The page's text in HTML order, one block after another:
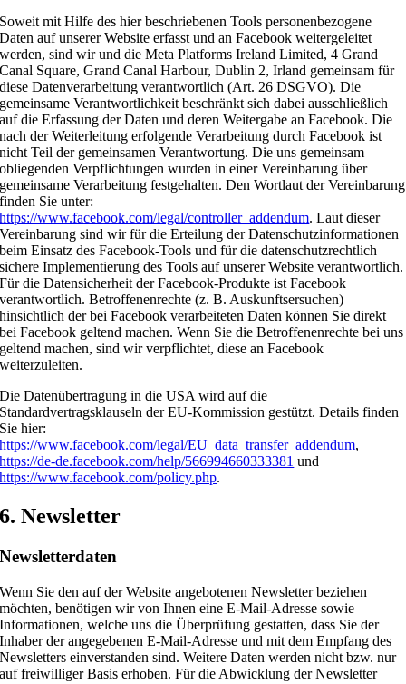
Soweit mit Hilfe des hier beschriebenen Tools personenbezogene
Daten auf unserer Website erfasst und an Facebook weitergeleitet
werden, sind wir und die Meta Platforms Ireland Limited, 4 Grand
Canal Square, Grand Canal Harbour, Dublin 2, Irland gemeinsam für
diese Datenverarbeitung verantwortlich (Art. 26 DSGVO). Die
gemeinsame Verantwortlichkeit beschränkt sich dabei ausschließlich
auf die Erfassung der Daten und deren Weitergabe an Facebook. Die
nach der Weiterleitung erfolgende Verarbeitung durch Facebook ist
nicht Teil der gemeinsamen Verantwortung. Die uns gemeinsam
obliegenden Verpflichtungen wurden in einer Vereinbarung über
gemeinsame Verarbeitung festgehalten. Den Wortlaut der Vereinbarung
finden Sie unter:
https://www.facebook.com/legal/controller_addendum. Laut dieser
Vereinbarung sind wir für die Erteilung der Datenschutzinformationen
beim Einsatz des Facebook-Tools und für die datenschutzrechtlich
sichere Implementierung des Tools auf unserer Website verantwortlich.
Für die Datensicherheit der Facebook-Produkte ist Facebook
verantwortlich. Betroffenenrechte (z. B. Auskunftsersuchen)
hinsichtlich der bei Facebook verarbeiteten Daten können Sie direkt
bei Facebook geltend machen. Wenn Sie die Betroffenenrechte bei uns
geltend machen, sind wir verpflichtet, diese an Facebook
weiterzuleiten.
Die Datenübertragung in die USA wird auf die
Standardvertragsklauseln der EU-Kommission gestützt. Details finden
Sie hier:
https://www.facebook.com/legal/EU_data_transfer_addendum,
https://de-de.facebook.com/help/566994660333381 und
https://www.facebook.com/policy.php.
6. Newsletter
Newsletter­daten
Wenn Sie den auf der Website angebotenen Newsletter beziehen
möchten, benötigen wir von Ihnen eine E-Mail-Adresse sowie
Informationen, welche uns die Überprüfung gestatten, dass Sie der
Inhaber der angegebenen E-Mail-Adresse und mit dem Empfang des
Newsletters einverstanden sind. Weitere Daten werden nicht bzw. nur
auf freiwilliger Basis erhoben. Für die Abwicklung der Newsletter